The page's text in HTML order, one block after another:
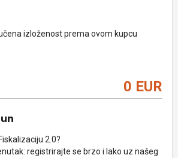
izloženost prema ovom kupcu
0 EUR
2.0?
registrirajte se brzo i lako uz našeg